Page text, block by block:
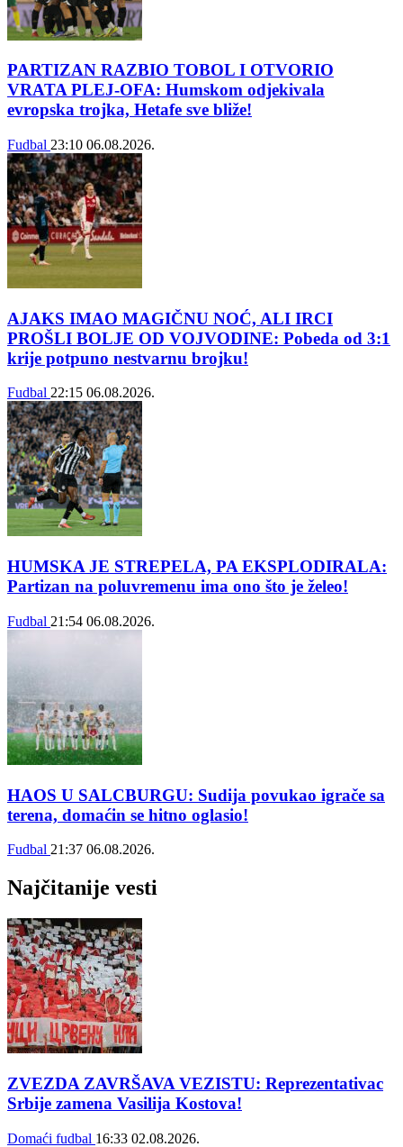
PARTIZAN RAZBIO TOBOL I OTVORIO
VRATA PLEJ-OFA: Humskom odjekivala
evropska trojka, Hetafe sve bliže!
Fudbal 23:10 06.08.2026.
AJAKS IMAO MAGIČNU NOĆ, ALI IRCI
PROŠLI BOLJE OD VOJVODINE: Pobeda od 3:1
krije potpuno nestvarnu brojku!
Fudbal 22:15 06.08.2026.
HUMSKA JE STREPELA, PA EKSPLODIRALA:
Partizan na poluvremenu ima ono što je želeo!
Fudbal 21:54 06.08.2026.
HAOS U SALCBURGU: Sudija povukao igrače sa
terena, domaćin se hitno oglasio!
Fudbal 21:37 06.08.2026.
Najčitanije vesti
ZVEZDA ZAVRŠAVA VEZISTU: Reprezentativac
Srbije zamena Vasilija Kostova!
Domaći fudbal 16:33 02.08.2026.